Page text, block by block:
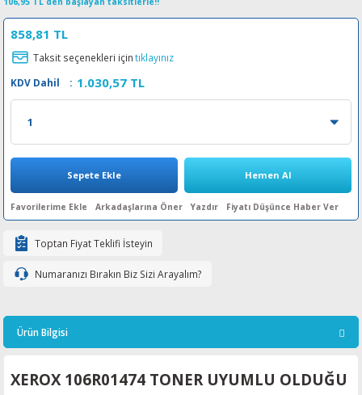
Ribon
CP
Pro
858,81 TL
Taksit seçenekleri içintıklayınız
KDV Dahil
: 1.030,57 TL
Sepete Ekle Hemen Al
Arkadaşlarına Öner Yazdır Fiyatı Düşünce Haber Ver
Toptan Fiyat Teklifi İsteyin
Numaranızı Bırakın Biz Sizi Arayalım?
Ürün Bilgisi
XEROX 106R01474 TONER UYUMLU OLDUĞU